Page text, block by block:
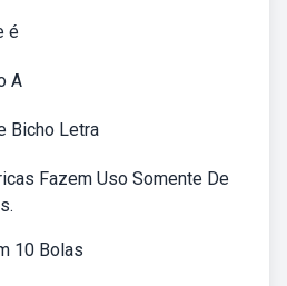
é
A
Bicho Letra
Fazem Uso Somente De
10 Bolas